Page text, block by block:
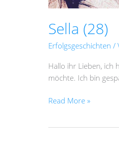
Sella (28)
Erfolgsgeschichten /
Hallo ihr Lieben, ich
möchte. Ich bin
Read More »